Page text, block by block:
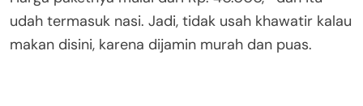
udah termasuk nasi. Jadi, tidak usah khawatir kalau
makan disini, karena dijamin murah dan puas.